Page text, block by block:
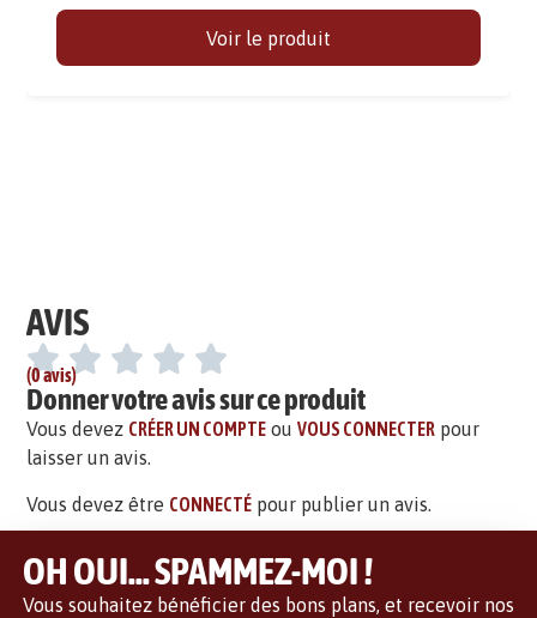
Voir le produit
AVIS
(0 avis)
Donner votre avis sur ce produit
Vous devez CRÉER UN COMPTE ouVOUS CONNECTER pour
laisser un avis.
Vous devez être CONNECTÉ pour publier un avis.
OH OUI... SPAMMEZ-MOI !
Vous souhaitez bénéficier des bons plans, et recevoir nos